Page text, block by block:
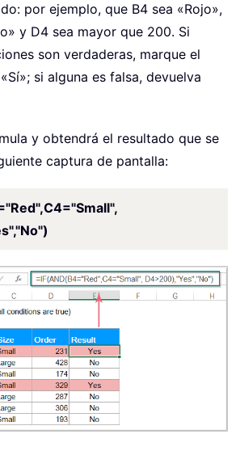
por ejemplo, que B4 sea «Rojo»,
y D4 sea mayor que 200. Si
son verdaderas, marque el
si alguna es falsa, devuelva
y obtendrá el resultado que se
captura de pantalla: